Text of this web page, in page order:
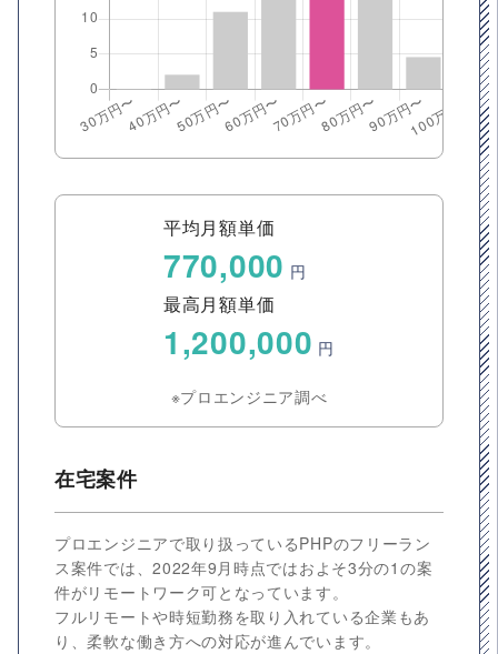
平均月額単価
770,000 円
最高月額単価
1,200,000 円
※プロエンジニア調べ
在宅案件
プロエンジニアで取り扱っているPHPのフリーラン
ス案件では、2022年9月時点ではおよそ3分の1の案
件がリモートワーク可となっています。
フルリモートや時短勤務を取り入れている企業もあ
り、柔軟な働き方への対応が進んでいます。